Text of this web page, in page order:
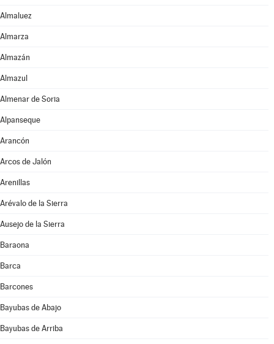
Almaluez
Almarza
Almazán
Almazul
Almenar de Soria
Alpanseque
Arancón
Arcos de Jalón
Arenillas
Arévalo de la Sierra
Ausejo de la Sierra
Baraona
Barca
Barcones
Bayubas de Abajo
Bayubas de Arriba